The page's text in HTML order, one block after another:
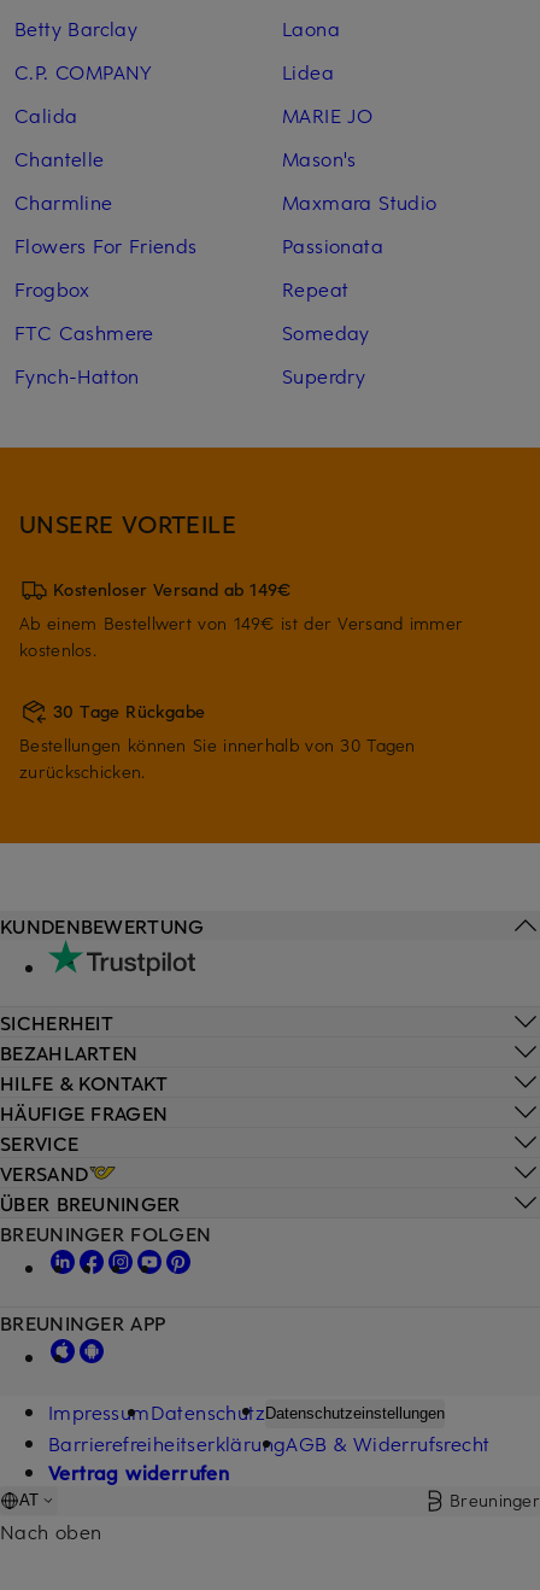
Betty Barclay
C.P. COMPANY
Calida
Chantelle
Charmline
Flowers For Friends
Frogbox
FTC Cashmere
Fynch-Hatton
Laona
Lidea
MARIE JO
Mason's
Maxmara Studio
Passionata
Repeat
Someday
Superdry
UNSERE VORTEILE
Kostenloser Versand ab 149€
Ab einem Bestellwert von 149€ ist der Versand immer
kostenlos.
30 Tage Rückgabe
Bestellungen können Sie innerhalb von 30 Tagen
zurückschicken.
HILFE & KONTAKT
HÄUFIGE FRAGEN
SERVICE
VERSAND
KUNDENBEWERTUNG
SICHERHEIT
BEZAHLARTEN
ÜBER BREUNINGER
BREUNINGER FOLGEN
BREUNINGER APP
ImpressumDatenschutzDatenschutzeinstellungen
BarrierefreiheitserklärungAGB & Widerrufsrecht
Vertrag widerrufen
AT Breuninger
Nach oben